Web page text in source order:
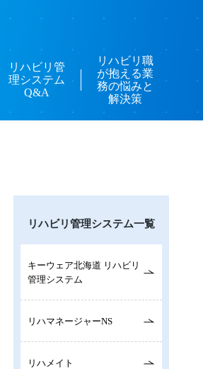
リハビリ管
理システム
Q&A
リハビリ職
が抱える業
務の悩みと
解決策
リハビリ管理システム一覧
キーウェア北海道 リハビリ
管理システム
リハマネージャーNS
リハメイト